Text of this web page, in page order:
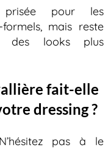
prisée pour les
mais reste
des looks plus
fait-elle
dressing ?
pas à le